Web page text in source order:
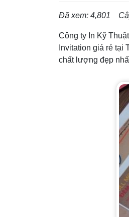
Đã xem: 4,801
Công ty In Kỹ
Invitation giá rẻ tại
chất lượng đẹp